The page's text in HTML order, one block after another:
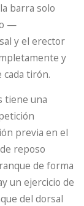
barra solo
—
y el erector
y
tirón.
tiene una
previa en el
reposo
de forma
un ejercicio de
del dorsal